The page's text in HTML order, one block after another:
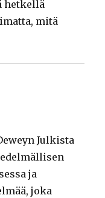
hetkellä
mitä
Julkista
ja
joka